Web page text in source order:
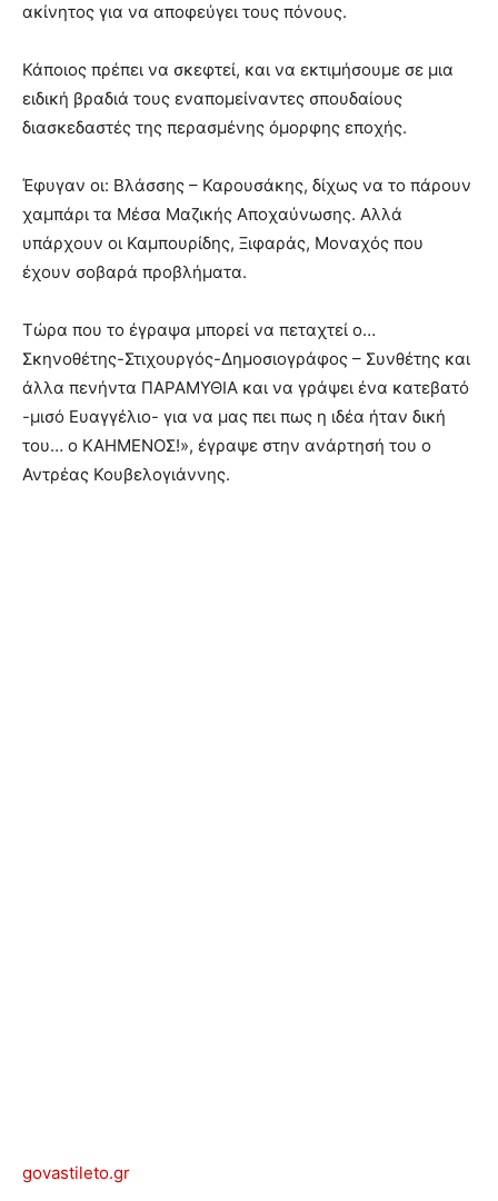
ακίνητος για να αποφεύγει τους πόνους.
Κάποιος πρέπει να σκεφτεί, και να εκτιμήσουμε σε μια
ειδική βραδιά τους εναπομείναντες σπουδαίους
διασκεδαστές της περασμένης όμορφης εποχής.
Έφυγαν οι: Βλάσσης – Καρουσάκης, δίχως να το πάρουν
χαμπάρι τα Μέσα Μαζικής Αποχαύνωσης. Αλλά
υπάρχουν οι Καμπουρίδης, Ξιφαράς, Μοναχός που
έχουν σοβαρά προβλήματα.
Τώρα που το έγραψα μπορεί να πεταχτεί ο…
Σκηνοθέτης-Στιχουργός-Δημοσιογράφος – Συνθέτης και
άλλα πενήντα ΠΑΡΑΜΥΘΙΑ και να γράψει ένα κατεβατό
-μισό Ευαγγέλιο- για να μας πει πως η ιδέα ήταν δική
του… ο ΚΑΗΜΕΝΟΣ!», έγραψε στην ανάρτησή του ο
Αντρέας Κουβελογιάννης.
govastileto.gr